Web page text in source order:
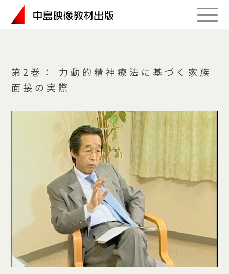
第2巻： 力動的精神療法に基づく家族
面接の実際